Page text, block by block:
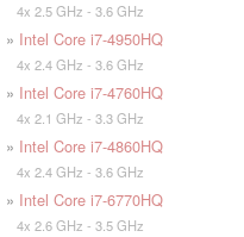
4x 2.5 GHz - 3.6 GHz
» Intel Core i7-4950HQ
4x 2.4 GHz - 3.6 GHz
» Intel Core i7-4760HQ
4x 2.1 GHz - 3.3 GHz
» Intel Core i7-4860HQ
4x 2.4 GHz - 3.6 GHz
» Intel Core i7-6770HQ
4x 2.6 GHz - 3.5 GHz